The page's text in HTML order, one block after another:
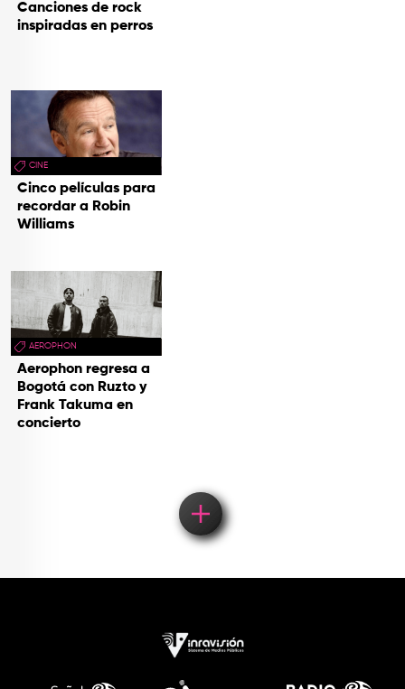
Canciones de rock
inspiradas en perros
CINE
Cinco películas para
recordar a Robin
Williams
AEROPHON
Aerophon regresa a
Bogotá con Ruzto y
Frank Takuma en
concierto